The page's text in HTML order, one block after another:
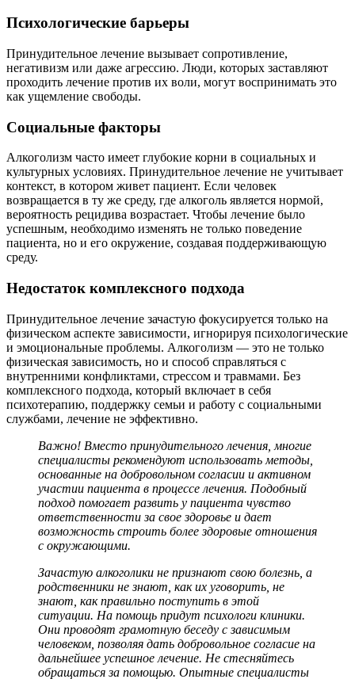
Психологические барьеры
Принудительное лечение вызывает сопротивление,
негативизм или даже агрессию. Люди, которых заставляют
проходить лечение против их воли, могут воспринимать это
как ущемление свободы.
Социальные факторы
Алкоголизм часто имеет глубокие корни в социальных и
культурных условиях. Принудительное лечение не учитывает
контекст, в котором живет пациент. Если человек
возвращается в ту же среду, где алкоголь является нормой,
вероятность рецидива возрастает. Чтобы лечение было
успешным, необходимо изменять не только поведение
пациента, но и его окружение, создавая поддерживающую
среду.
Недостаток комплексного подхода
Принудительное лечение зачастую фокусируется только на
физическом аспекте зависимости, игнорируя психологические
и эмоциональные проблемы. Алкоголизм — это не только
физическая зависимость, но и способ справляться с
внутренними конфликтами, стрессом и травмами. Без
комплексного подхода, который включает в себя
психотерапию, поддержку семьи и работу с социальными
службами, лечение не эффективно.
Важно! Вместо принудительного лечения, многие
специалисты рекомендуют использовать методы,
основанные на добровольном согласии и активном
участии пациента в процессе лечения. Подобный
подход помогает развить у пациента чувство
ответственности за свое здоровье и дает
возможность строить более здоровые отношения
с окружающими.
Зачастую алкоголики не признают свою болезнь, а
родственники не знают, как их уговорить, не
знают, как правильно поступить в этой
ситуации. На помощь придут психологи клиники.
Они проводят грамотную беседу с зависимым
человеком, позволяя дать добровольное согласие на
дальнейшее успешное лечение. Не стесняйтесь
обращаться за помощью. Опытные специалисты